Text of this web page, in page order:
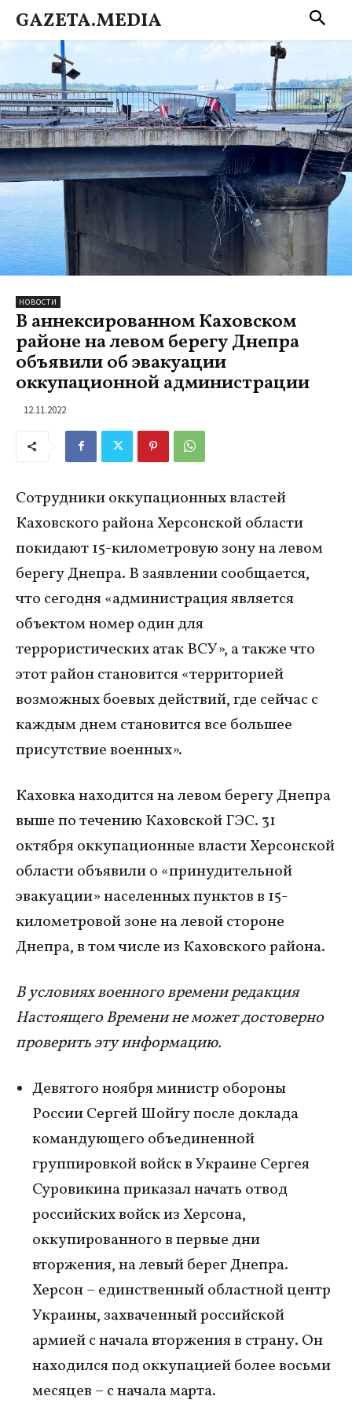
GAZETA.MEDIA
НОВОСТИ
В аннексированном Каховском
районе на левом берегу Днепра
объявили об эвакуации
оккупационной администрации
12.11.2022
Сотрудники оккупационных властей
Каховского района Херсонской области
покидают 15-километровую зону на левом
берегу Днепра. В заявлении сообщается,
что сегодня «администрация является
объектом номер один для
террористических атак ВСУ», а также что
этот район становится «территорией
возможных боевых действий, где сейчас с
каждым днем становится все большее
присутствие военных».
Каховка находится на левом берегу Днепра
выше по течению Каховской ГЭС. 31
октября оккупационные власти Херсонской
области объявили о «принудительной
эвакуации» населенных пунктов в 15-
километровой зоне на левой стороне
Днепра, в том числе из Каховского района.
В условиях военного времени редакция
Настоящего Времени не может достоверно
проверить эту информацию.
Девятого ноября министр обороны
России Сергей Шойгу после доклада
командующего объединенной
группировкой войск в Украине Сергея
Суровикина приказал начать отвод
российских войск из Херсона,
оккупированного в первые дни
вторжения, на левый берег Днепра.
Херсон – единственный областной центр
Украины, захваченный российской
армией с начала вторжения в страну. Он
находился под оккупацией более восьми
месяцев – с начала марта.